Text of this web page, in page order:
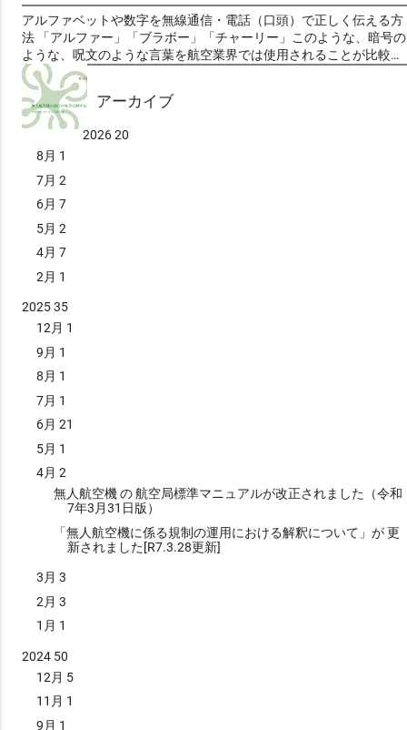
験時間を、問題数で割ると、 一等は一問あたり約64秒 二等で36
秒 で回答しないと間に合わない計算になります。これらの与えられ
た時間を意識しながら学習することもコツの一つかも知れません。
無⼈航空機操縦士の学科試験のベースになる教則ですが、これま
で、学科試験の内容は「無人航空機の飛行の安全に関する教則（第
３版）」に準拠し...
今後の無人航空機の衝突防止を考える上でヒントになると思いま
す。 空中衝突防止装置（TCAS / ACAS）は、航空機同士の空中衝突
(MAC)を防ぐために開発された危険を抑える目的で開発されたコン
ピュータ制御のアビオニクス装置で、「ACAS」と「TCAS」という
2つの名称で知られています。これらは本質的に同じシステムを指
し、「ACAS」は国際民間航空機関(ICAO)で採用され主にヨーロッ
パで使用される名称である一方、「TCAS」は米国での呼称です。
実運航では米国製のシステムが広く採用されているため、
「TCAS」という呼び方が一般的となっています。 現在、ほぼ全て
ムはそのATCトランスポンダーのMode-S信号を活用して動作しま
す。具体的には、近接する他の航空機のトランスポンダーに質問信
号を送信し、その応答信号を受信することで、相手機との方角、接
近率、そして相手機がMode-CまたはMode-S装備機の場合は相対高
度を自動的に計算します。これらの情報に基づき、衝突の危険性が
検知された場合、航空機乗組員に対して垂直方向の回避指示を提示
の第10付属書第4巻(ICAO Annex 10, Volume 4)で基準が定められて
おり、日本の電波法施行規則では「航空機局の無線設備であって、
突を防止するための情報を自動的に表示するもの」と定義されてい
ます。 TCASの動作原理は、適...
アルファベットや数字を無線通信・電話（口頭）で正しく伝える方
法 「アルファー」「ブラボー」「チャーリー」このような、暗号の
ような、呪文のような言葉を航空業界では使用されることが比較的
多いので耳にする機会があるのではないでしょうか。これは、フォ
ネティックコード(Phonetic Code)と呼ばれるアルファベットや数字
を正しく伝える為の工夫です。スペリングアルファベットとも呼ば
れ、アルファベットにどのような言葉を当てはめるかは、国際規格
として定められています。ですから、通常は世界どこに行っても通
用するものとされています。通信で使用されるだけでなく、共通の
知識として前触れなくあられることがありますので、知っておいて
線が開発され、普及する以前、低品質の長距離電話回線での通信を
改善するために、電話のスペルアルファベット(Spelling Alphabet)
が開発されたました。 アルファベットの「B」ビーと「D」ディー
や「M」エムと「N」エヌのように、発音が似ているものを聞き間
違えることなく伝えることを目的として、定められたアルファベッ
されています。また、コールセンターなど対面できない際の電話で
の通話の間違いを防ぐためにも、利用されているようです。航空業
界に関わり合いのある、旅行業界やホテル業界などでも利用される
Dは「ブラボー」と「デルタ」、MとNは「マイク」と「ノベンバ
ー」になりますので、発音が似ているアルファベットも間違えずに
伝えることが出来ます。 フォネティックコード表 アルファベット
読 み Ａ ＡＬＦＡ アルファ Ｂ ＢＲＡＶＯ ブラボー Ｃ ＣＨＡＲＬＩ
Ｅ チャーリー Ｄ ＤＥＬＴＡ デルタ Ｅ ＥＣＨＯ エコー Ｆ ＦＯＸＴ
ＲＯＴ フォックストロット Ｇ ＧＯＬＦ ゴルフ Ｈ ＨＯＴＥＬ ホテ
ＩＬＯ キロ Ｌ ＬＩＭＡ リマ Ｍ ＭＩＫＥ マイク Ｎ ＮＯＶＥＭＢＥ
アーカイブ
202620
8月 1
7月2
6月7
5月2
4月7
2月 1
202535
12月 1
9月 1
8月 1
7月 1
6月21
5月 1
4月2
無人航空機 の 航空局標準マニュアルが改正されました（令和
7年3月31日版）
「無人航空機に係る規制の運用における解釈について」が 更
新されました[R7.3.28更新]
3月3
2月3
1月 1
2024 50
12月 5
11月 1
9月 1